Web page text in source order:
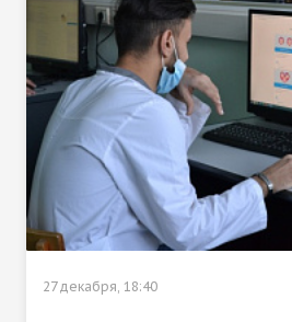
27 декабря, 18:40